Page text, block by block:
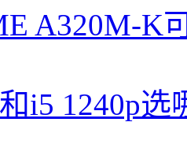
A320M-K
i5 1240p选